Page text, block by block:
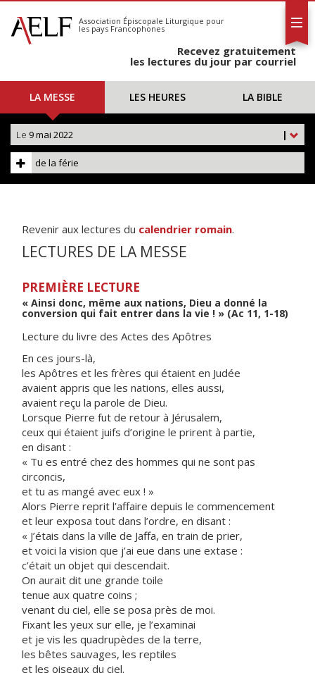
S'abonner
Calendrier
Association Épiscopale Liturgique pour
les pays Francophones
Recevez gratuitement
les lectures du jour par courriel
LA MESSE LES HEURES LA BIBLE
|
Le 9 mai 2022
de la férie
Revenir aux lectures du calendrier romain.
LECTURES DE LA MESSE
PREMIÈRE LECTURE
« Ainsi donc, même aux nations, Dieu a donné la
conversion qui fait entrer dans la vie ! » (Ac 11, 1-18)
Lecture du livre des Actes des Apôtres
En ces jours-là,
les Apôtres et les frères qui étaient en Judée
avaient appris que les nations, elles aussi,
avaient reçu la parole de Dieu.
Lorsque Pierre fut de retour à Jérusalem,
ceux qui étaient juifs d’origine le prirent à partie,
en disant :
« Tu es entré chez des hommes qui ne sont pas
circoncis,
et tu as mangé avec eux ! »
Alors Pierre reprit l’affaire depuis le commencement
et leur exposa tout dans l’ordre, en disant :
« J’étais dans la ville de Jaffa, en train de prier,
et voici la vision que j’ai eue dans une extase :
c’était un objet qui descendait.
On aurait dit une grande toile
tenue aux quatre coins ;
venant du ciel, elle se posa près de moi.
Fixant les yeux sur elle, je l’examinai
et je vis les quadrupèdes de la terre,
les bêtes sauvages, les reptiles
et les oiseaux du ciel.